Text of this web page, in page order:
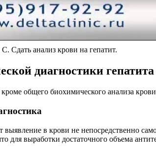
Сдать анализ крови на гепатит.
диагностики гепатита
общего биохимического анализа
выявление в крови не непосредственно
для выработки достаточного объема